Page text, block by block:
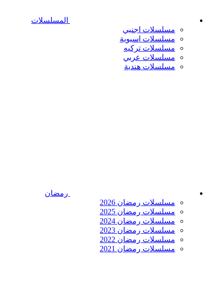
المسلسلات
مسلسلات اجنبي
مسلسلات اسيوية
مسلسلات تركيه
مسلسلات عربي
مسلسلات هندية
رمضان
مسلسلات رمضان 2026
مسلسلات رمضان 2025
مسلسلات رمضان 2024
مسلسلات رمضان 2023
مسلسلات رمضان 2022
مسلسلات رمضان 2021